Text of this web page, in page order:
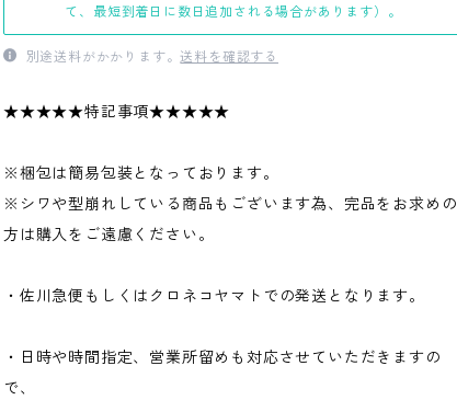
て、最短到着日に数日追加される場合があります）。
別途送料がかかります。送料を確認する
★★★★★特記事項★★★★★
※梱包は簡易包装となっております。
※シワや型崩れしている商品もございます為、完品をお求めの
方は購入をご遠慮ください。
・佐川急便もしくはクロネコヤマトでの発送となります。
・日時や時間指定、営業所留めも対応させていただきますの
で、